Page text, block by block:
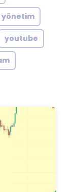
yönetim
youtube